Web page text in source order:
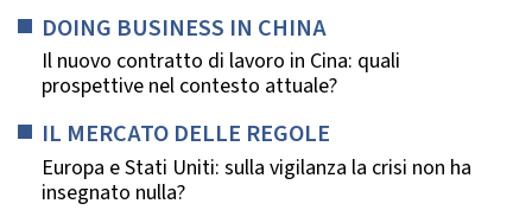
DOING BUSINESS IN CHINA
Il nuovo contratto di lavoro in Cina: quali
prospettive nel contesto attuale?
IL MERCATO DELLE REGOLE
Europa e Stati Uniti: sulla vigilanza la crisi non ha
insegnato nulla?